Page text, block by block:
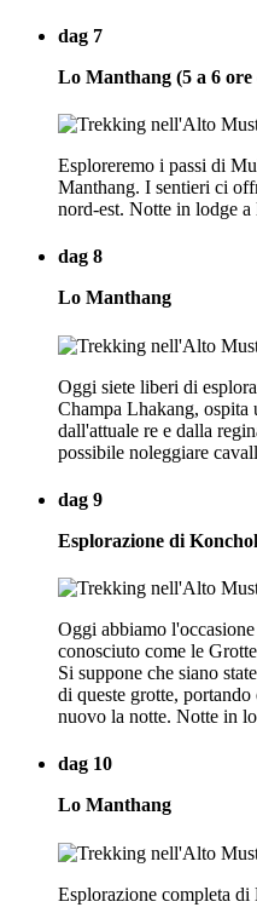
dag 7
Lo Manthang (5 a 6
Esploreremo i passi di
Manthang. I sentieri ci
nord-est. Notte in lodge
dag 8
Lo Manthang
Oggi siete liberi di
Champa Lhakang, ospita
dall'attuale re e dalla
possibile noleggiare
dag 9
Esplorazione di
Oggi abbiamo
conosciuto come le
Si suppone che siano
di queste grotte,
nuovo la notte. Notte in
dag 10
Lo Manthang
Esplorazione completa